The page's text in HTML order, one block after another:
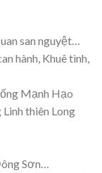
san nguyệt…
hành, Khuê tình,
Mạnh Hạo
thiên Long
Sơn…